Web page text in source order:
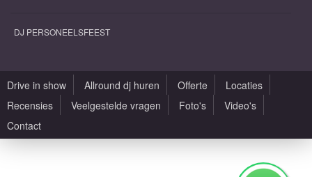
DJ PERSONEELSFEEST
Drive in show Allround dj huren Offerte
Locaties
Recensies
Veelgestelde vragen Foto's
Video's
Contact
Algemene voorwaarden